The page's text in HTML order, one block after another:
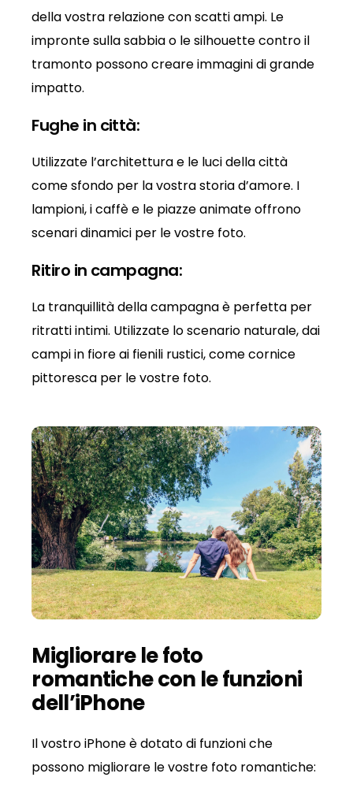
della vostra relazione con scatti ampi. Le
impronte sulla sabbia o le silhouette contro il
tramonto possono creare immagini di grande
impatto.
Fughe in città:
Utilizzate l’architettura e le luci della città
come sfondo per la vostra storia d’amore. I
lampioni, i caffè e le piazze animate offrono
scenari dinamici per le vostre foto.
Ritiro in campagna:
La tranquillità della campagna è perfetta per
ritratti intimi. Utilizzate lo scenario naturale, dai
campi in fiore ai fienili rustici, come cornice
pittoresca per le vostre foto.
Migliorare le foto
romantiche con le funzioni
dell’iPhone
Il vostro iPhone è dotato di funzioni che
possono migliorare le vostre foto romantiche: